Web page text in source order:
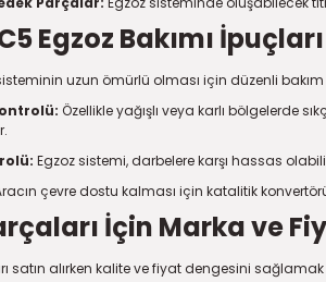
Egzoz Bakımı İpuçları
uzun ömürlü olması için düzenli
Özellikle yağışlı veya karlı
Egzoz sistemi, darbelere karşı hassas
çevre dostu kalması için katalitik
İçin Marka ve
satın alırken kalite ve fiyat dengesini